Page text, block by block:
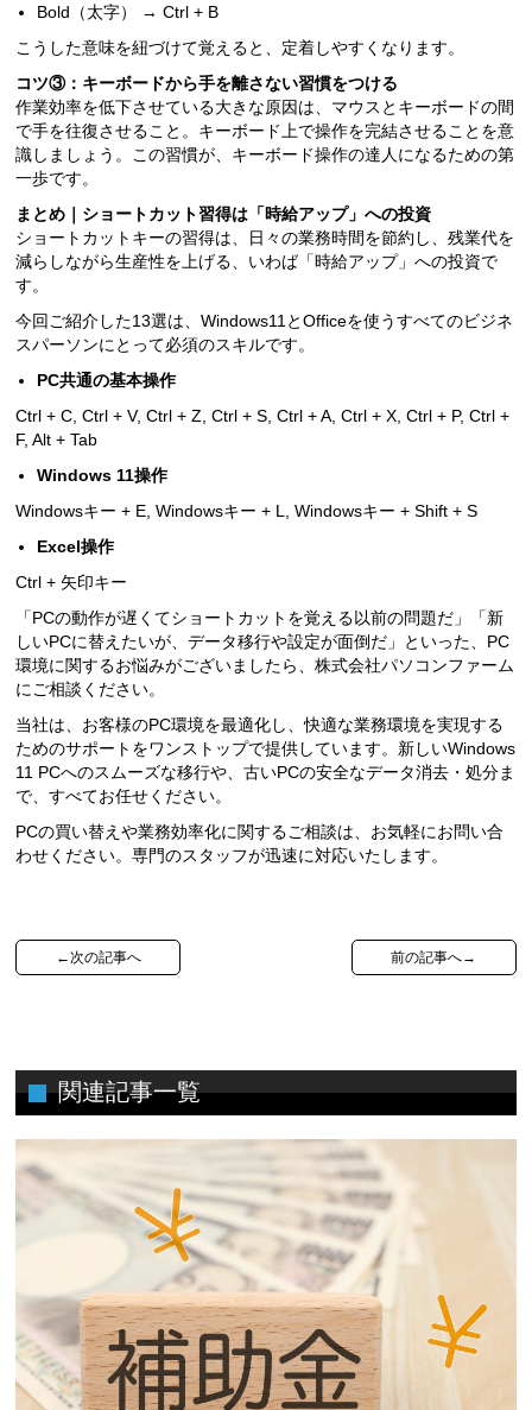
Bold（太字） → Ctrl + B
こうした意味を紐づけて覚えると、定着しやすくなります。
コツ③：キーボードから手を離さない習慣をつける
作業効率を低下させている大きな原因は、マウスとキーボードの間
で手を往復させること。キーボード上で操作を完結させることを意
識しましょう。この習慣が、キーボード操作の達人になるための第
一歩です。
まとめ｜ショートカット習得は「時給アップ」への投資
ショートカットキーの習得は、日々の業務時間を節約し、残業代を
減らしながら生産性を上げる、いわば「時給アップ」への投資で
す。
今回ご紹介した13選は、Windows11とOfficeを使うすべてのビジネ
スパーソンにとって必須のスキルです。
PC共通の基本操作
Ctrl + C, Ctrl + V, Ctrl + Z, Ctrl + S, Ctrl + A, Ctrl + X, Ctrl + P, Ctrl +
F, Alt + Tab
Windows 11操作
Windowsキー + E, Windowsキー + L, Windowsキー + Shift + S
Excel操作
Ctrl + 矢印キー
「PCの動作が遅くてショートカットを覚える以前の問題だ」「新
しいPCに替えたいが、データ移行や設定が面倒だ」といった、PC
環境に関するお悩みがございましたら、株式会社パソコンファーム
にご相談ください。
当社は、お客様のPC環境を最適化し、快適な業務環境を実現する
ためのサポートをワンストップで提供しています。新しいWindows
11 PCへのスムーズな移行や、古いPCの安全なデータ消去・処分ま
で、すべてお任せください。
PCの買い替えや業務効率化に関するご相談は、お気軽にお問い合
わせください。専門のスタッフが迅速に対応いたします。
前の記事へ→
←次の記事へ
関連記事一覧